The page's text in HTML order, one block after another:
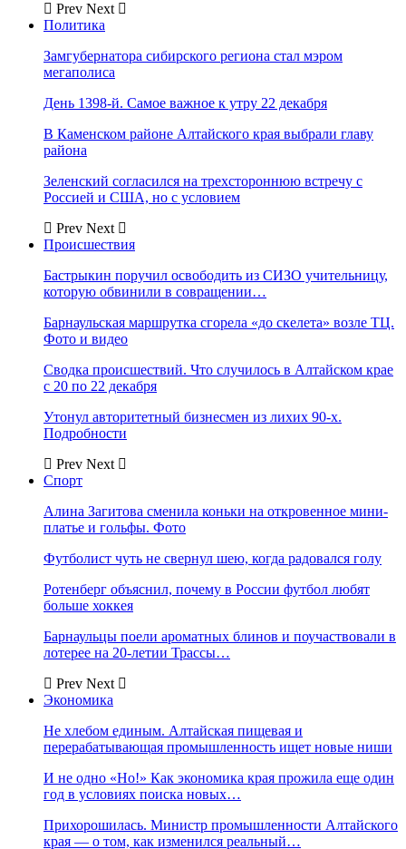
Prev Next
Политика
Замгубернатора сибирского региона стал мэром
мегаполиса
День 1398-й. Самое важное к утру 22 декабря
В Каменском районе Алтайского края выбрали главу
района
Зеленский согласился на трехстороннюю встречу с
Россией и США, но с условием
Prev Next
Происшествия
Бастрыкин поручил освободить из СИЗО учительницу,
которую обвинили в совращении…
Барнаульская маршрутка сгорела «до скелета» возле ТЦ.
Фото и видео
Сводка происшествий. Что случилось в Алтайском крае
с 20 по 22 декабря
Утонул авторитетный бизнесмен из лихих 90-х.
Подробности
Prev Next
Спорт
Алина Загитова сменила коньки на откровенное мини-
платье и гольфы. Фото
Футболист чуть не свернул шею, когда радовался голу
Ротенберг объяснил, почему в России футбол любят
больше хоккея
Барнаульцы поели ароматных блинов и поучаствовали в
лотерее на 20-летии Трассы…
Prev Next
Экономика
Не хлебом единым. Алтайская пищевая и
перерабатывающая промышленность ищет новые ниши
И не одно «Но!» Как экономика края прожила еще один
год в условиях поиска новых…
Прихорошилась. Министр промышленности Алтайского
края — о том, как изменился реальный…